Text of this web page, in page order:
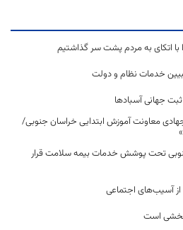
اتکای به مردم پشت سر گذاشتیم
خدمات نظام و دولت
جهانی آسبادها
جهادی معاونت آموزش ابتدایی خراسان جنوبی/
جنوبی تحت پوشش خدمات بیمه سلامت قرار
از آسیب‌های اجتماعی
است